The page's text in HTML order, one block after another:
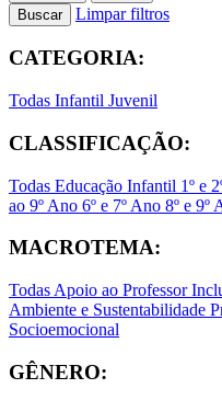
Buscar
Limpar filtros
CATEGORIA:
Todas Infantil Juvenil
CLASSIFICAÇÃO:
Todas Educação Infantil 1º e
ao 9º Ano 6º e 7º Ano 8º e 9º
MACROTEMA:
Todas Apoio ao Professor
Ambiente e Sustentabilidade
Socioemocional
GÊNERO: